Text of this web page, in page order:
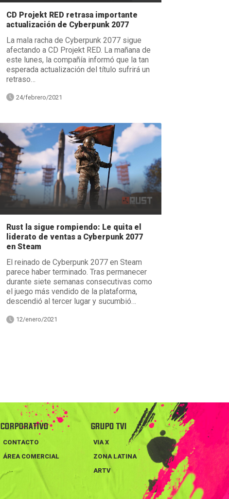
CD Projekt RED retrasa importante
actualización de Cyberpunk 2077
La mala racha de Cyberpunk 2077 sigue
afectando a CD Projekt RED. La mañana de
este lunes, la compañía informó que la tan
esperada actualización del título sufrirá un
retraso…
24/febrero/2021
Rust la sigue rompiendo: Le quita el
liderato de ventas a Cyberpunk 2077
en Steam
El reinado de Cyberpunk 2077 en Steam
parece haber terminado. Tras permanecer
durante siete semanas consecutivas como
el juego más vendido de la plataforma,
descendió al tercer lugar y sucumbió…
12/enero/2021
CORPORATIVO
CONTACTO
ÁREA COMERCIAL
GRUPO TVI
VIA X
ZONA LATINA
ARTV